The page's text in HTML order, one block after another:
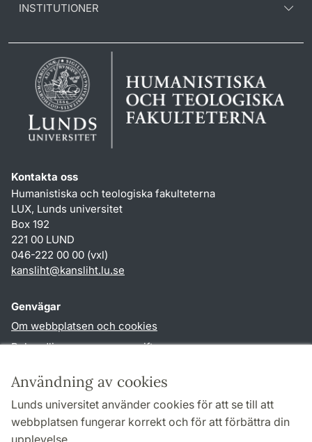
Användning av cookies
Lunds universitet använder cookies för att se till att
webbplatsen fungerar korrekt och för att förbättra din
upplevelse.
INSTITUTIONER
Kontakta oss
Humanistiska och teologiska fakulteterna
LUX, Lunds universitet
Box 192
221 00 LUND
046-222 00 00 (vxl)
kansliht@kansliht.lu.se
Genvägar
Om webbplatsen och cookies
Behandling av personuppgifter
TYPO3-login
Följ oss i sociala medier